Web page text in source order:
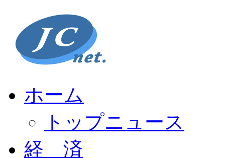
ホーム
トップニュース
経 済